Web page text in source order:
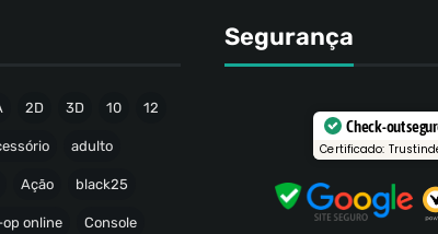
2D 3D 10 12
adulto
Ação black25
op online Console
Segurança
Check-out
Certificado: